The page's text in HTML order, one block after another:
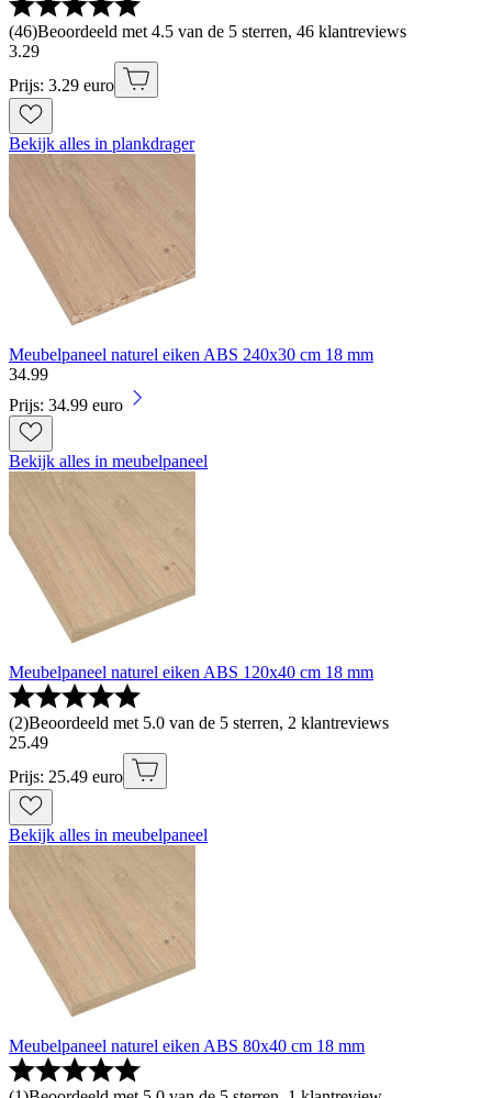
(46)Beoordeeld met 4.5 van de 5 sterren, 46 klantreviews
3.29
Prijs: 3.29 euro
Bekijk alles in plankdrager
Meubelpaneel naturel eiken ABS 240x30 cm 18 mm
34.99
Prijs: 34.99 euro
Bekijk alles in meubelpaneel
Meubelpaneel naturel eiken ABS 120x40 cm 18 mm
(2)Beoordeeld met 5.0 van de 5 sterren, 2 klantreviews
25.49
Prijs: 25.49 euro
Bekijk alles in meubelpaneel
Meubelpaneel naturel eiken ABS 80x40 cm 18 mm